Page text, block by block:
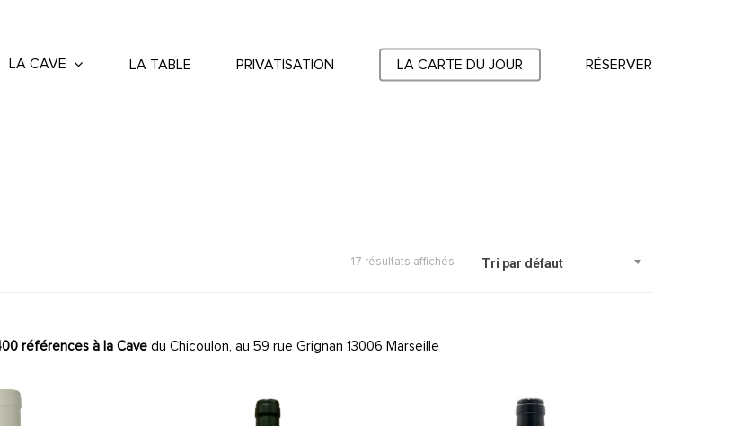
LA CAVE LA TABLE PRIVATISATION LA CARTE DU JOUR RÉSERVER
Tri par défaut
17 résultats affichés
références à la Cave du Chicoulon, au 59 rue Grignan 13006 Marseille